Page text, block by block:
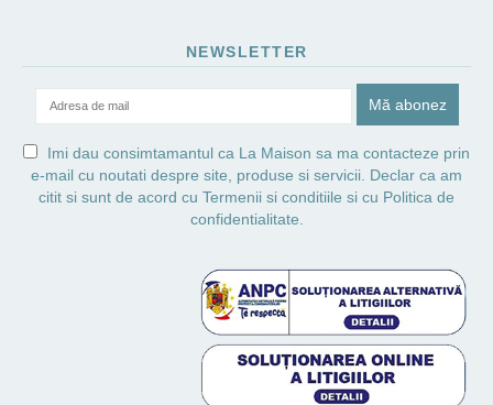
NEWSLETTER
Imi dau consimtamantul ca La Maison sa ma contacteze prin
e-mail cu noutati despre site, produse si servicii. Declar ca am
citit si sunt de acord cu Termenii si conditiile si cu Politica de
confidentialitate.